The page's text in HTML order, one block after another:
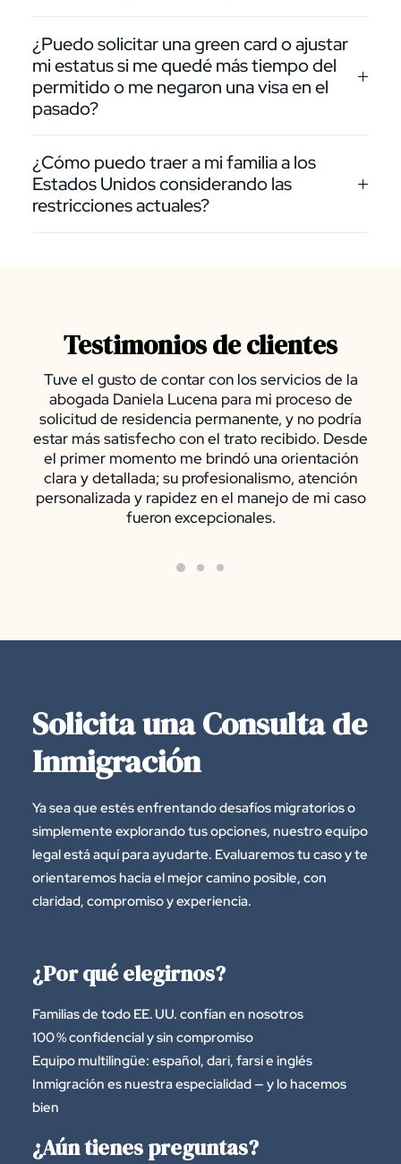
¿Puedo solicitar una green card o ajustar
mi estatus si me quedé más tiempo del
permitido o me negaron una visa en el
pasado?
¿Cómo puedo traer a mi familia a los
Estados Unidos considerando las
restricciones actuales?
Testimonios de clientes
Tuve el gusto de contar con los servicios de la
abogada Daniela Lucena para mi proceso de
solicitud de residencia permanente, y no podría
estar más satisfecho con el trato recibido. Desde
el primer momento me brindó una orientación
clara y detallada; su profesionalismo, atención
personalizada y rapidez en el manejo de mi caso
fueron excepcionales.
Solicita una Consulta de
Inmigración
Ya sea que estés enfrentando desafíos migratorios o
simplemente explorando tus opciones, nuestro equipo
legal está aquí para ayudarte. Evaluaremos tu caso y te
orientaremos hacia el mejor camino posible, con
claridad, compromiso y experiencia.
¿Por qué elegirnos?
Familias de todo EE. UU. confían en nosotros
100 % confidencial y sin compromiso
Equipo multilingüe: español, dari, farsi e inglés
Inmigración es nuestra especialidad — y lo hacemos
bien
¿Aún tienes preguntas?